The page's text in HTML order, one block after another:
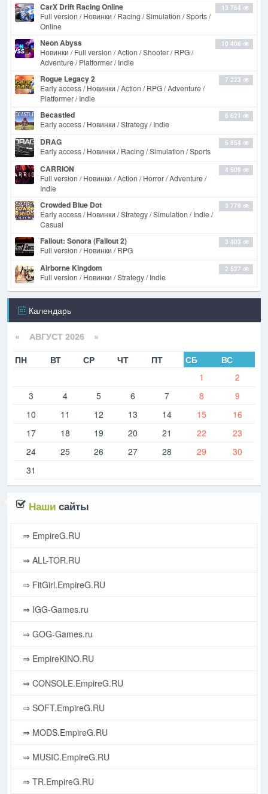
13 764
CarX Drift Racing Online
Full version / Новинки / Racing / Simulation / Sports /
Online
10 406
Neon Abyss
Новинки / Full version / Action / Shooter / RPG /
Adventure / Platformer / Indie
7 223
Rogue Legacy 2
Early access / Новинки / Action / RPG / Adventure /
Platformer / Indie
6 621
Becastled
Early access / Новинки / Strategy / Indie
5 854
DRAG
Early access / Новинки / Racing / Simulation / Sports
4 509
CARRION
Full version / Новинки / Action / Horror / Adventure /
Indie
3 779
Crowded Blue Dot
Early access / Новинки / Strategy / Simulation / Indie /
Casual
3 403
Fallout: Sonora (Fallout 2)
Full version / Новинки / RPG
2 527
Airborne Kingdom
Full version / Новинки / Strategy / Indie
Календарь
« АВГУСТ 2026 »
ПН
ВТ СР ЧТ ПТ СБ
ВС
1
2
3
4 5 6 7 8
9
10
11 12 13 14 15
16
17
18 19 20 21 22
23
24
25 26 27 28 29
30
31
Наши сайты
⇒ EmpireG.RU
⇒ ALL-TOR.RU
⇒ FitGirl.EmpireG.RU
⇒ IGG-Games.ru
⇒ GOG-Games.ru
⇒ EmpireKINO.RU
⇒ CONSOLE.EmpireG.RU
⇒ SOFT.EmpireG.RU
⇒ MODS.EmpireG.RU
⇒ MUSIC.EmpireG.RU
⇒ TR.EmpireG.RU